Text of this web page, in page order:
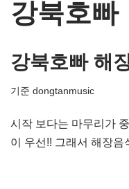
뛰
강북호빠
강북호빠 해
기준 dongtanmusic
시작 보다는 마무리가
이 우선!! 그래서 해장